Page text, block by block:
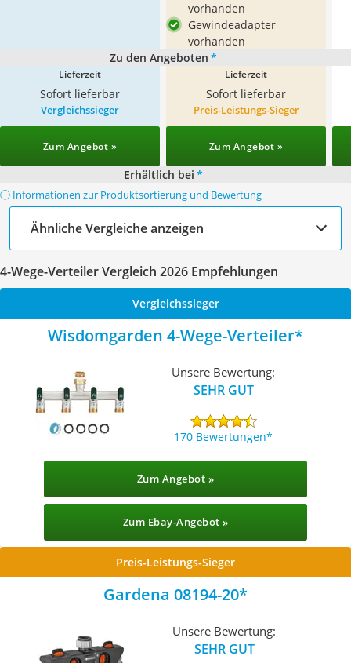
vorhanden
Gewindeadapter
vorhanden
Zu den Angeboten *
Lieferzeit
Sofort lieferbar
Lieferzeit
Sofort lieferbar
Vergleichssieger
Zum Angebot »
Preis-Leistungs-Sieger
Zum Angebot »
Erhältlich bei *
ⓘ Informationen zur Produktsortierung und Bewertung
Ähnliche Vergleiche anzeigen
4-Wege-Verteiler Vergleich 2026 Empfehlungen
Vergleichssieger
Wisdomgarden 4-Wege-Verteiler
Unsere Bewertung:
SEHR GUT
170 Bewertungen
Zum Angebot »
Zum Ebay-Angebot »
Preis-Leistungs-Sieger
Gardena 08194-20
Unsere Bewertung:
SEHR GUT